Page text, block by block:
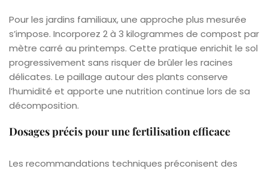
Pour les jardins familiaux, une approche plus mesurée
s’impose. Incorporez 2 à 3 kilogrammes de compost par
mètre carré au printemps. Cette pratique enrichit le sol
progressivement sans risquer de brûler les racines
délicates. Le paillage autour des plants conserve
l’humidité et apporte une nutrition continue lors de sa
décomposition.
Dosages précis pour une fertilisation efficace
Les recommandations techniques préconisent des